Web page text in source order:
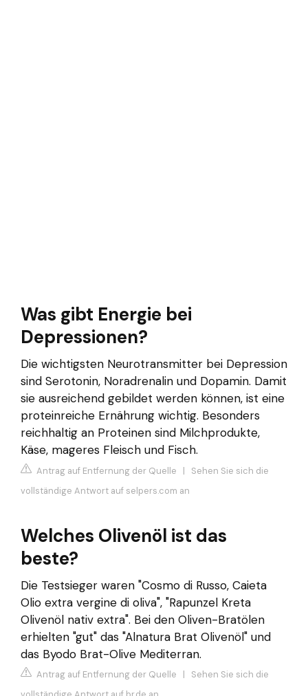
Was gibt Energie bei
Depressionen?
Die wichtigsten Neurotransmitter bei Depression
sind Serotonin, Noradrenalin und Dopamin. Damit
sie ausreichend gebildet werden können, ist eine
proteinreiche Ernährung wichtig. Besonders
reichhaltig an Proteinen sind Milchprodukte,
Käse, mageres Fleisch und Fisch.
Antrag auf Entfernung der Quelle | Sehen Sie sich die
vollständige Antwort auf selpers.com an
Welches Olivenöl ist das
beste?
Die Testsieger waren "Cosmo di Russo, Caieta
Olio extra vergine di oliva", "Rapunzel Kreta
Olivenöl nativ extra". Bei den Oliven-Bratölen
erhielten "gut" das "Alnatura Brat Olivenöl" und
das Byodo Brat-Olive Mediterran.
Antrag auf Entfernung der Quelle | Sehen Sie sich die